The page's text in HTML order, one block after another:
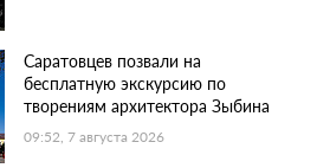
Саратовцев позвали на
бесплатную экскурсию по
творениям архитектора Зыбина
09:52, 7 августа 2026